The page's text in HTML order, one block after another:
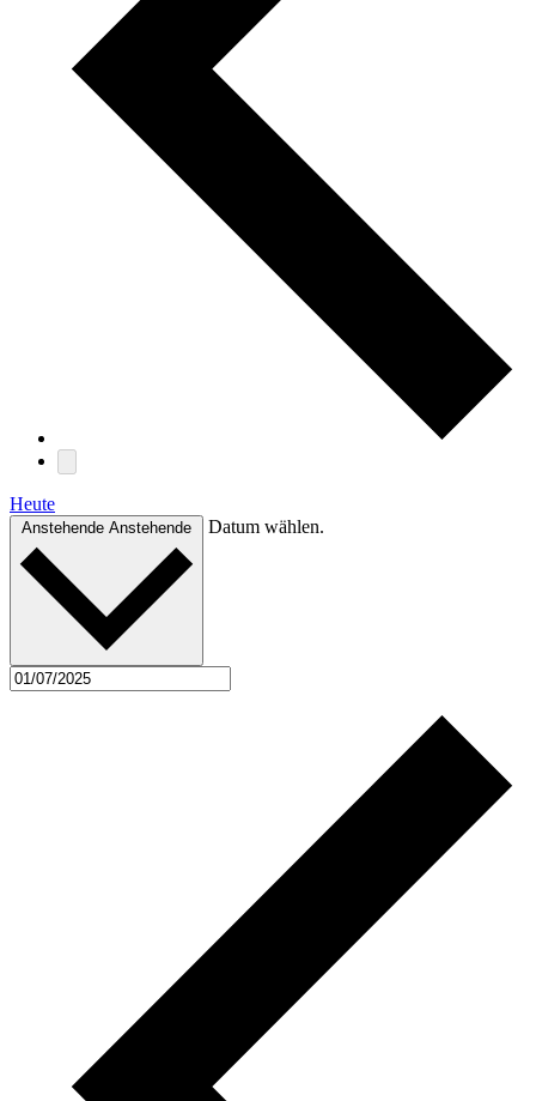
Heute
Anstehende Anstehende Datum wählen.